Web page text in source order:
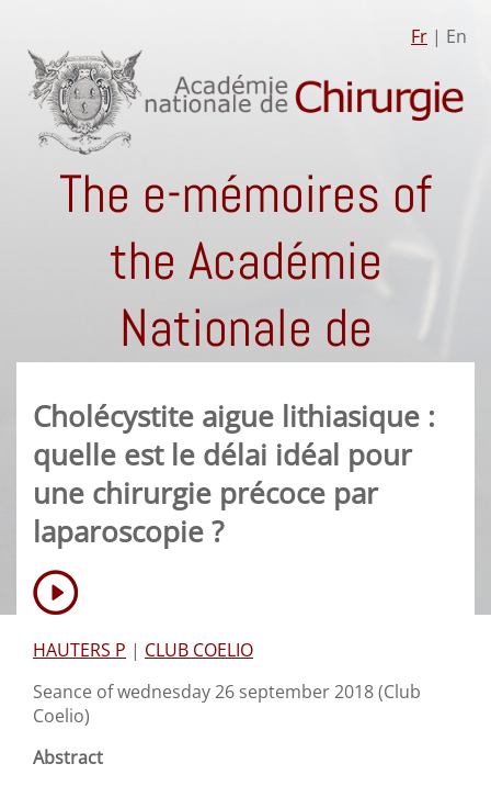
Fr | En
The e-mémoires of
the Académie
Nationale de
Chirurgie
Cholécystite aigue lithiasique :
quelle est le délai idéal pour
une chirurgie précoce par
laparoscopie ?
HAUTERS P | CLUB COELIO
Seance of wednesday 26 september 2018 (Club
Coelio)
Abstract